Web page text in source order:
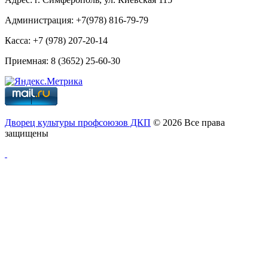
Администрация: +7(978) 816-79-79
Касса: +7 (978) 207-20-14
Приемная: 8 (3652) 25-60-30
Дворец культуры профсоюзов ДКП © 2026 Все права
защищены